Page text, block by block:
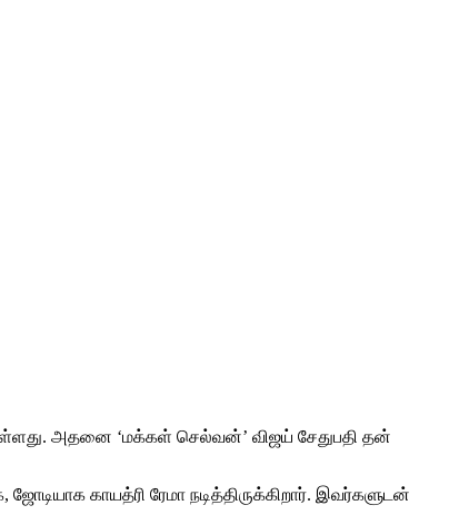
அதனை ‘மக்கள் செல்வன்’ விஜய் சேதுபதி தன்
காயத்ரி ரேமா நடித்திருக்கிறார். இவர்களுடன்